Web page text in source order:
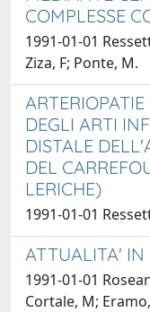
COMPLESSE
1991-01-01
Ziza, F; Ponte, M.
DEGLI ARTI
DISTALE
DEL
LERICHE)
1991-01-01
ATTUALITA' IN
1991-01-01
Cortale, M;